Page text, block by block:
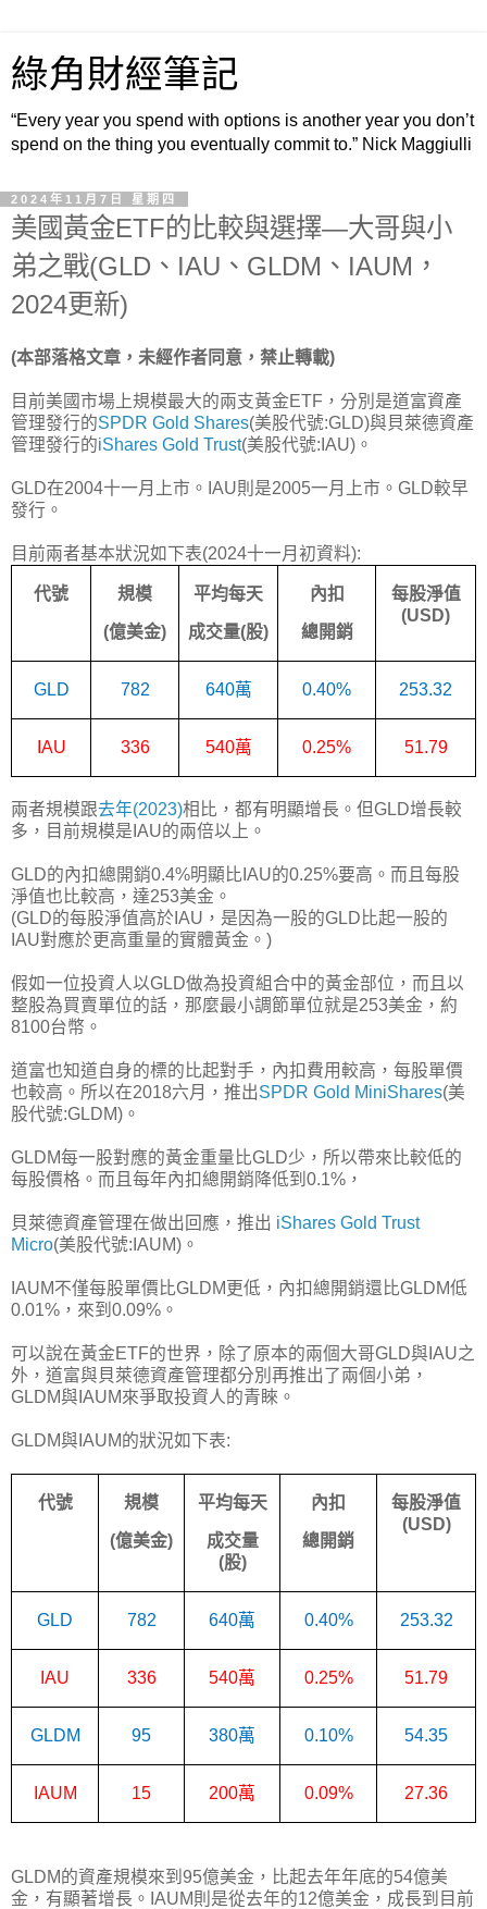
綠角財經筆記
“Every year you spend with options is another year you don’t
spend on the thing you eventually commit to.” Nick Maggiulli
2024年11月7日 星期四
美國黃金ETF的比較與選擇—大哥與小
弟之戰(GLD、IAU、GLDM、IAUM，
2024更新)
(本部落格文章，未經作者同意，禁止轉載)
目前美國市場上規模最大的兩支黃金ETF，分別是道富資產
管理發行的SPDR Gold Shares(美股代號:GLD)與貝萊德資產
管理發行的iShares Gold Trust(美股代號:IAU)。
GLD在2004十一月上市。IAU則是2005一月上市。GLD較早
發行。
目前兩者基本狀況如下表(2024十一月初資料):
代號 規模
(億美金)
平均每天
成交量(股)
內扣
總開銷
每股淨值
(USD)
GLD 782 640萬 0.40% 253.32
IAU 336 540萬 0.25% 51.79
兩者規模跟去年(2023)相比，都有明顯增長。但GLD增長較
多，目前規模是IAU的兩倍以上。
GLD的內扣總開銷0.4%明顯比IAU的0.25%要高。而且每股
淨值也比較高，達253美金。
(GLD的每股淨值高於IAU，是因為一股的GLD比起一股的
IAU對應於更高重量的實體黃金。)
假如一位投資人以GLD做為投資組合中的黃金部位，而且以
整股為買賣單位的話，那麼最小調節單位就是253美金，約
8100台幣。
道富也知道自身的標的比起對手，內扣費用較高，每股單價
也較高。所以在2018六月，推出SPDR Gold MiniShares(美
股代號:GLDM)。
GLDM每一股對應的黃金重量比GLD少，所以帶來比較低的
每股價格。而且每年內扣總開銷降低到0.1%，
貝萊德資產管理在做出回應，推出 iShares Gold Trust
Micro(美股代號:IAUM)。
IAUM不僅每股單價比GLDM更低，內扣總開銷還比GLDM低
0.01%，來到0.09%。
可以說在黃金ETF的世界，除了原本的兩個大哥GLD與IAU之
外，道富與貝萊德資產管理都分別再推出了兩個小弟，
GLDM與IAUM來爭取投資人的青睞。
GLDM與IAUM的狀況如下表:
代號 規模
(億美金)
平均每天
成交量
(股)
內扣
總開銷
每股淨值
(USD)
GLD 782 640萬 0.40% 253.32
IAU 336 540萬 0.25% 51.79
GLDM 95 380萬 0.10% 54.35
IAUM 15 200萬 0.09% 27.36
GLDM的資產規模來到95億美金，比起去年年底的54億美
金，有顯著增長。IAUM則是從去年的12億美金，成長到目前